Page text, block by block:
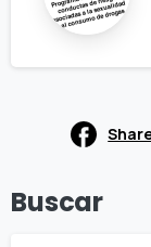
Buscar